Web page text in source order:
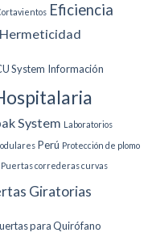
Eficiencia
Hermeticidad
System Información
System Laboratorios
Perú Protección de plomo
Puertas correderas curvas
Giratorias
para Quirófano